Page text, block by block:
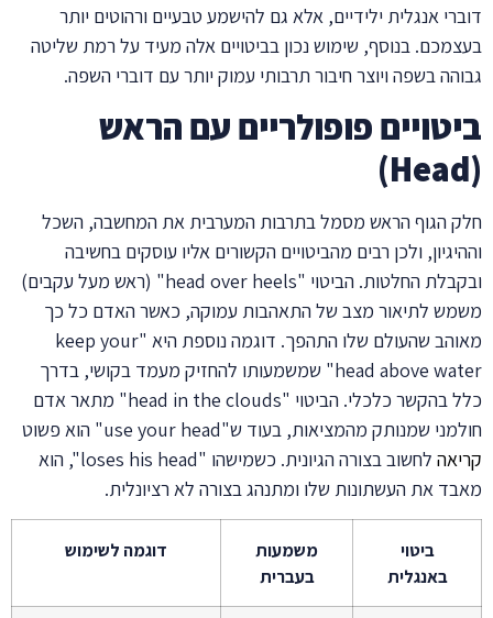
דוברי אנגלית ילידיים, אלא גם להישמע טבעיים ורהוטים יותר
בעצמכם. בנוסף, שימוש נכון בביטויים אלה מעיד על רמת שליטה
גבוהה בשפה ויוצר חיבור תרבותי עמוק יותר עם דוברי השפה.
ביטויים פופולריים עם הראש
(Head)
חלק הגוף הראש מסמל בתרבות המערבית את המחשבה, השכל
וההיגיון, ולכן רבים מהביטויים הקשורים אליו עוסקים בחשיבה
ובקבלת החלטות. הביטוי "head over heels" (ראש מעל עקבים)
משמש לתיאור מצב של התאהבות עמוקה, כאשר האדם כל כך
מאוהב שהעולם שלו התהפך. דוגמה נוספת היא "keep your
head above water" שמשמעותו להחזיק מעמד בקושי, בדרך
כלל בהקשר כלכלי. הביטוי "head in the clouds" מתאר אדם
חולמני שמנותק מהמציאות, בעוד ש"use your head" הוא פשוט
קריאה
לחשוב בצורה הגיונית. כשמישהו "loses his head", הוא
מאבד את העשתונות שלו ומתנהג בצורה לא רציונלית.
ביטוי
באנגלית
משמעות
בעברית
דוגמה לשימוש